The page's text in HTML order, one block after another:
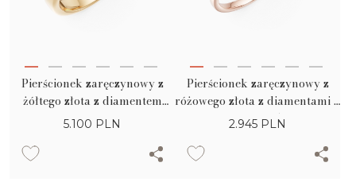
Pierścionek zaręczynowy z
żółtego złota z diamentem
typu pasjans o masie 0.2ct
5.100 PLN
Pierścionek zaręczynowy z
różowego złota z diamentami o
masie 0.15ct
2.945 PLN